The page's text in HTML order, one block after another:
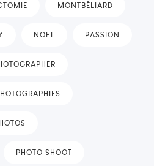
MONTBÉLIARD
NOËL PASSION
PHOTO SHOOT